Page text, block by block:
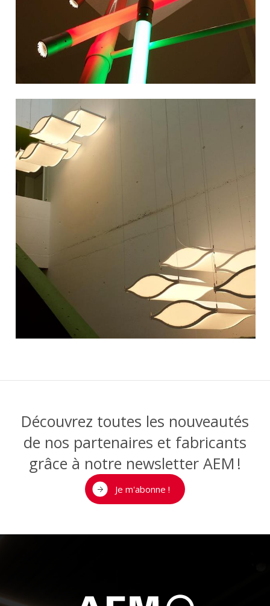
Découvrez toutes les nouveautés
de nos partenaires et fabricants
grâce à notre newsletter AEM !
Je m'abonne !